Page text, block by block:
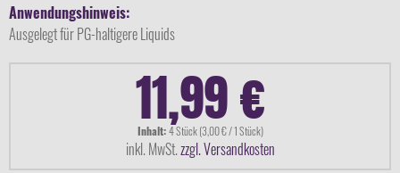
Anwendungshinweis:
Ausgelegt für PG-haltigere Liquids
11,99 €
Inhalt:4 Stück (3,00 € / 1 Stück)
inkl. MwSt.zzgl. Versandkosten